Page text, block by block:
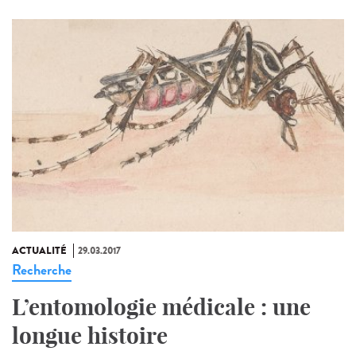
ACTUALITÉ 29.03.2017
Recherche
L’entomologie médicale : une
longue histoire